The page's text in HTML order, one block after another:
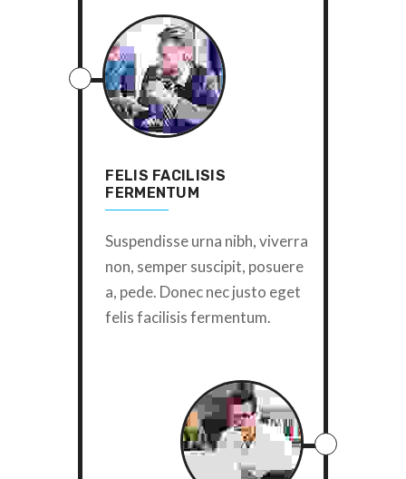
FELIS FACILISIS
FERMENTUM
Suspendisse urna nibh, viverra
non, semper suscipit, posuere
a, pede. Donec nec justo eget
felis facilisis fermentum.